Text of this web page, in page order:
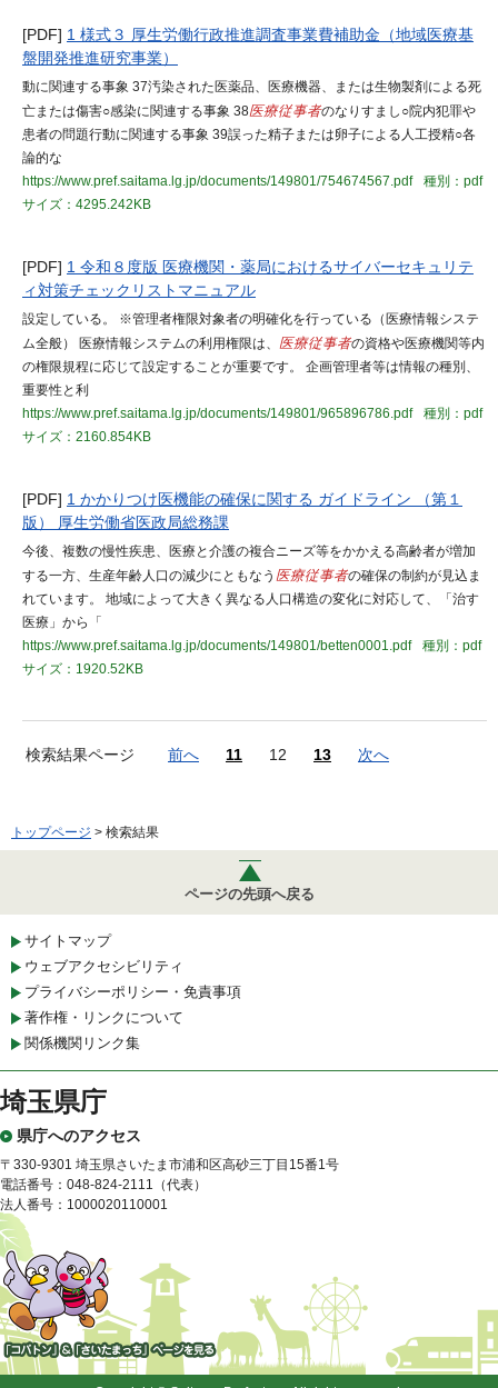
[PDF] 1 様式３ 厚生労働行政推進調査事業費補助金（地域医療基
盤開発推進研究事業）
動に関連する事象 37汚染された医薬品、医療機器、または生物製剤による死
亡または傷害○感染に関連する事象 38医療従事者のなりすまし○院内犯罪や
患者の問題行動に関連する事象 39誤った精子または卵子による人工授精○各
論的な
https://www.pref.saitama.lg.jp/documents/149801/754674567.pdf
種別：pdf
サイズ：4295.242KB
[PDF] 1 令和８度版 医療機関・薬局におけるサイバーセキュリテ
ィ対策チェックリストマニュアル
設定している。 ※管理者権限対象者の明確化を行っている（医療情報システ
ム全般） 医療情報システムの利用権限は、 医療従事者の資格や医療機関等内
の権限規程に応じて設定することが重要です。 企画管理者等は情報の種別、
重要性と利
https://www.pref.saitama.lg.jp/documents/149801/965896786.pdf
種別：pdf
サイズ：2160.854KB
[PDF] 1 かかりつけ医機能の確保に関する ガイドライン （第１
版） 厚生労働省医政局総務課
今後、複数の慢性疾患、医療と介護の複合ニーズ等をかかえる高齢者が増加
する一方、生産年齢人口の減少にともなう 医療従事者の確保の制約が見込ま
れています。 地域によって大きく異なる人口構造の変化に対応して、「治す
医療」から「
https://www.pref.saitama.lg.jp/documents/149801/betten0001.pdf
種別：pdf
サイズ：1920.52KB
検索結果ページ 前へ 11 12 13 次へ
トップページ > 検索結果
ページの先頭へ戻る
サイトマップ
ウェブアクセシビリティ
プライバシーポリシー・免責事項
著作権・リンクについて
関係機関リンク集
埼玉県庁
県庁へのアクセス
〒330-9301 埼玉県さいたま市浦和区高砂三丁目15番1号
電話番号：048-824-2111（代表）
法人番号：1000020110001
「コバトン」&「さいたまっ